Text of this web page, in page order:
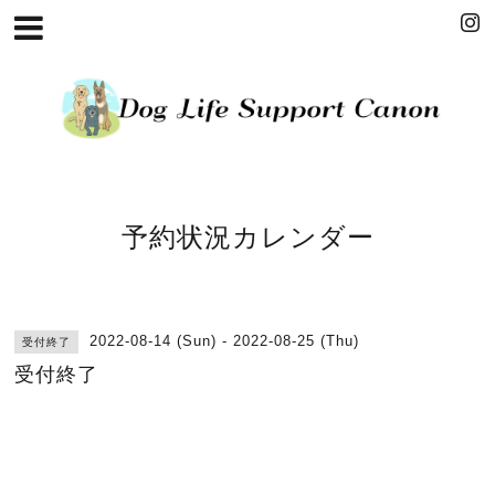
予約状況カレンダー
受付終了 2022-08-14 (Sun) - 2022-08-25 (Thu)
受付終了